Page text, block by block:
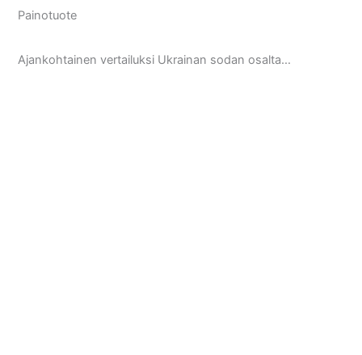
Painotuote
Ajankohtainen vertailuksi Ukrainan sodan osalta…